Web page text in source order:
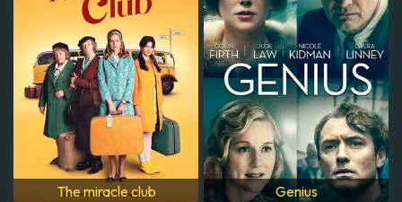
The miracle club Genius